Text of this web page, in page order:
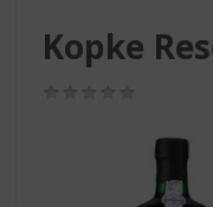
Kopke